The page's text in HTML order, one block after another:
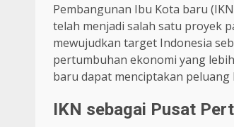
Pembangunan Ibu Kota baru
telah menjadi salah satu proyek
mewujudkan target Indonesia
pertumbuhan ekonomi yang
baru dapat menciptakan
IKN sebagai Pusat